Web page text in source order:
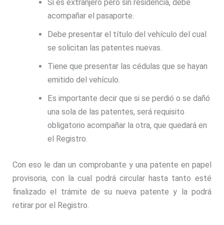
Si es extranjero pero sin residencia, debe
acompañar el pasaporte.
Debe presentar el título del vehículo del cual
se solicitan las patentes nuevas.
Tiene que presentar las cédulas que se hayan
emitido del vehículo.
Es importante decir que si se perdió o se dañó
una sola de las patentes, será requisito
obligatorio acompañar la otra, que quedará en
el Registro.
Con eso le dan un comprobante y una patente en papel
provisoria, con la cual podrá circular hasta tanto esté
finalizado el trámite de su nueva patente y la podrá
retirar por el Registro.